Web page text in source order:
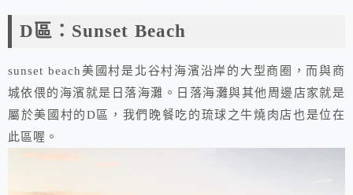
D區：Sunset Beach
sunset beach美國村是北谷村海濱沿岸的大型商圈，而與商
城依偎的海濱就是日落海灘。日落海灘與其他周邊店家就是
屬於美國村的D區，我們晚餐吃的琉球之牛燒肉店也是位在
此區喔。